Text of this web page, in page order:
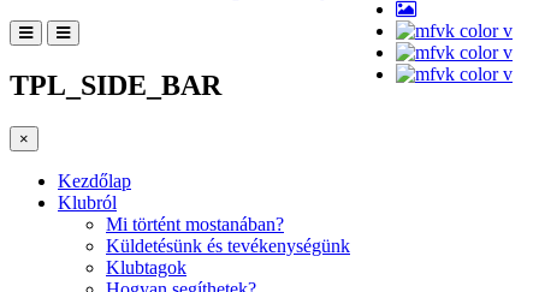
TPL_SIDE_BAR
×
Kezdőlap
Klubról
Mi történt mostanában?
Küldetésünk és tevékenységünk
Klubtagok